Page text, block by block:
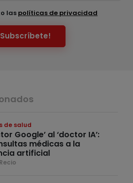
las políticas de privacidad
de salud
Google’ al ‘doctor IA’:
médicas a la
artificial